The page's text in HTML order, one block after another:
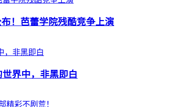
！芭蕾学院残酷竞争上演
界中，非黑即白